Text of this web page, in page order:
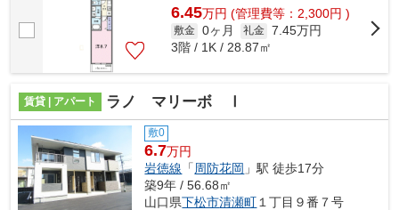
6.45万円 (管理費等：2,300円 )
敷金 0ヶ月 礼金 7.45万円
3階 / 1K / 28.87㎡
賃貸 | アパート ラノ マリーボ Ⅰ
敷0
6.7万円
岩徳線 「 周防花岡 」駅 徒歩17分
築9年 / 56.68㎡
山口県下松市清瀬町 １丁目９番７号